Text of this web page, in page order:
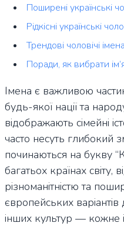
Поширені українські
Рідкісні українські
Трендові чоловічі
Поради, як вибрати
Імена є важливою
будь-якої нації та
відображають сімейні
часто несуть глибокий
починаються на букву
багатьох країнах світу,
різноманітністю та
європейських варіантів
інших культур — кожне